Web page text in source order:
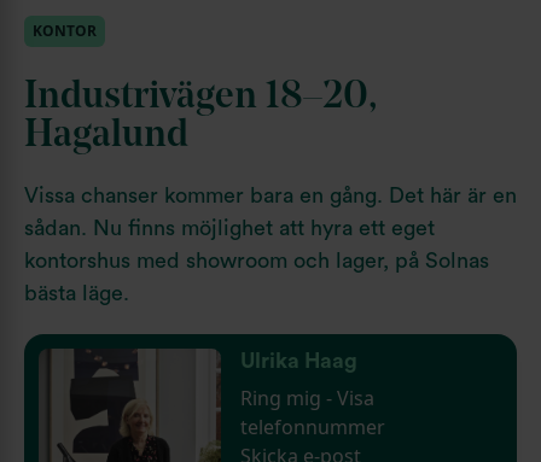
KONTOR
Industrivägen 18–20,
Hagalund
Vissa chanser kommer bara en gång. Det här är en
sådan. Nu finns möjlighet att hyra ett eget
kontorshus med showroom och lager, på Solnas
bästa läge.
Ulrika Haag
Ring mig - Visa
telefonnummer
Skicka e-post